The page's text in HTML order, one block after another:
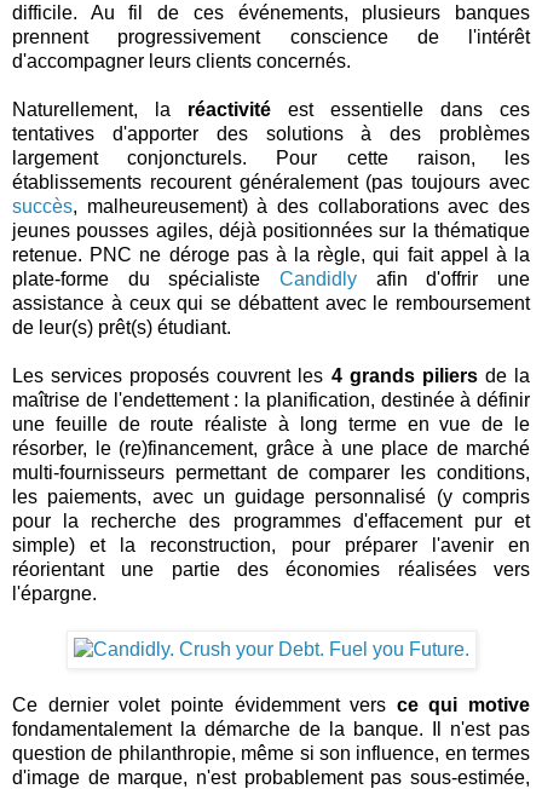
difficile. Au fil de ces événements, plusieurs banques
prennent progressivement conscience de l'intérêt
d'accompagner leurs clients concernés.
Naturellement, la réactivité est essentielle dans ces
tentatives d'apporter des solutions à des problèmes
largement conjoncturels. Pour cette raison, les
établissements recourent généralement (pas toujours avec
succès, malheureusement) à des collaborations avec des
jeunes pousses agiles, déjà positionnées sur la thématique
retenue. PNC ne déroge pas à la règle, qui fait appel à la
plate-forme du spécialiste Candidly afin d'offrir une
assistance à ceux qui se débattent avec le remboursement
de leur(s) prêt(s) étudiant.
Les services proposés couvrent les 4 grands piliersde la
maîtrise de l'endettement : la planification, destinée à définir
une feuille de route réaliste à long terme en vue de le
résorber, le (re)financement, grâce à une place de marché
multi-fournisseurs permettant de comparer les conditions,
les paiements, avec un guidage personnalisé (y compris
pour la recherche des programmes d'effacement pur et
simple) et la reconstruction, pour préparer l'avenir en
réorientant une partie des économies réalisées vers
l'épargne.
Ce dernier volet pointe évidemment vers ce qui motive
fondamentalement la démarche de la banque. Il n'est pas
question de philanthropie, même si son influence, en termes
d'image de marque, n'est probablement pas sous-estimée,